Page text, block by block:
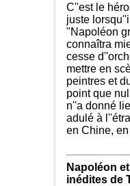
C''est le
juste
"Napoléon
connaîtra
cesse
mettre en
peintres et
point que
n''a donné
adulé à
en Chine, en
Napoléon
inédites de